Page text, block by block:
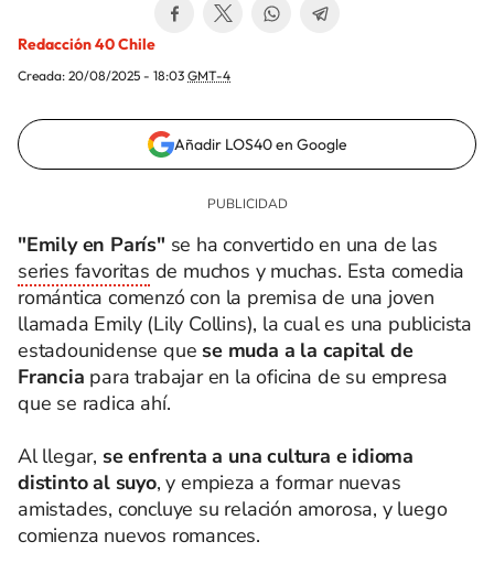
Redacción 40 Chile
Creada: 20/08/2025 - 18:03 GMT-4
Añadir LOS40 en Google
"Emily en París" se ha convertido en una de las
series favoritas de muchos y muchas. Esta comedia
romántica comenzó con la premisa de una joven
llamada Emily (Lily Collins), la cual es una publicista
estadounidense que se muda a la capital de
Francia para trabajar en la oficina de su empresa
que se radica ahí.
Al llegar, se enfrenta a una cultura e idioma
distinto al suyo, y empieza a formar nuevas
amistades, concluye su relación amorosa, y luego
comienza nuevos romances.